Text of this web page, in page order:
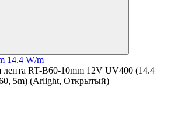
14.4 W/m
лента RT-B60-10mm 12V UV400 (14.4
5m) (Arlight, Открытый)